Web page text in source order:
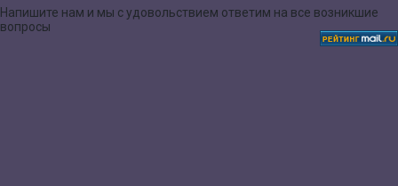
Напишите нам и мы с удовольствием ответим на все возникшие
вопросы